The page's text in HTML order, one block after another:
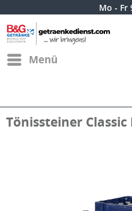
Mo - Fr
Menü
Tönissteiner Classic